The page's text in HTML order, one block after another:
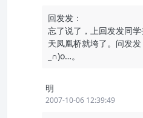
回发发：
忘了说了，上回发发同
天凤凰桥就垮了。问发
_∩)o…。
明
2007-10-06 12:39:49